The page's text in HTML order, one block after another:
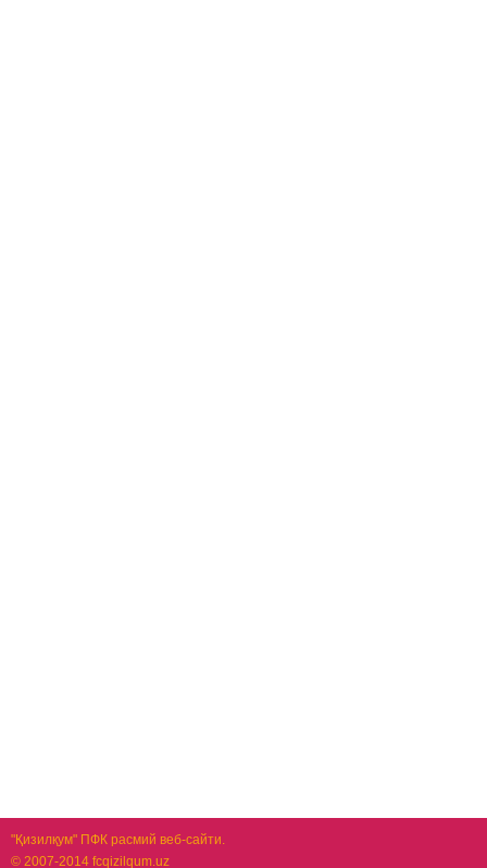
"Қизилқум" ПФК расмий веб-сайти.
© 2007-2014 fcqizilqum.uz